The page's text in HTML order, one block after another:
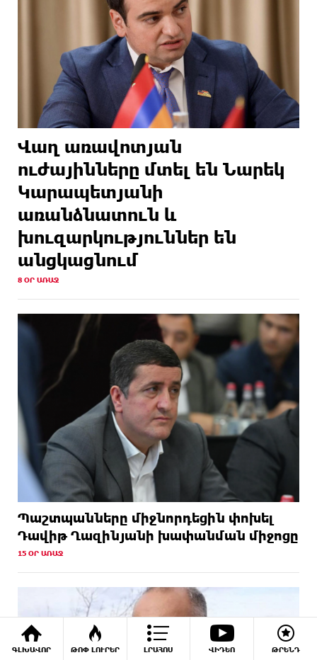
ԳԼԽԱՎՈՐ ԹՈՓ ԼՈՒՐԵՐ ԼՐԱՀՈՍ ՎԻԴԵՈ ԹՐԵՆԴ
Վաղ առավոտյան
ուժայինները մտել են Նարեկ
Կարապետյանի
առանձնատուն և
խուզարկություններ են
անցկացնում
8 ՕՐ ԱՌԱՋ
Պաշտպանները միջնորդեցին փոխել
Դավիթ Ղազինյանի խափանման միջոցը
15 ՕՐ ԱՌԱՋ